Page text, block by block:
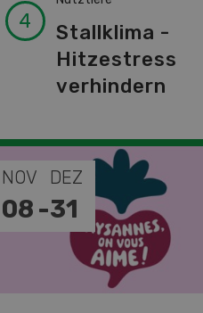
Stallklima -
Hitzestress
verhindern
NOV
08 -
DEZ
31